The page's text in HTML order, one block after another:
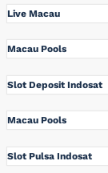
Live Macau
Macau Pools
Slot Deposit Indosat
Macau Pools
Slot Pulsa Indosat